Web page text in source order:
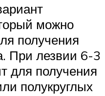
можно
получения
При лезвии 6-3
для получения
полукруглых